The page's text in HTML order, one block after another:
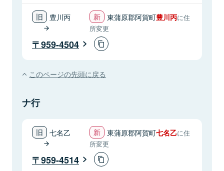
豊川丙 東蒲原郡阿賀町豊川丙に住
所変更
959-4504
このページの先頭に戻る
ナ行
七名乙 東蒲原郡阿賀町七名乙に住
所変更
959-4514